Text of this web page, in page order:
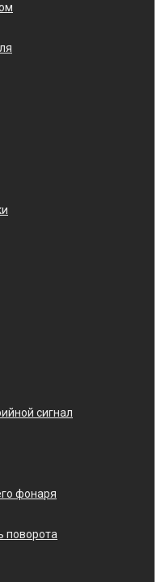
сигнал
фонаря
поворота